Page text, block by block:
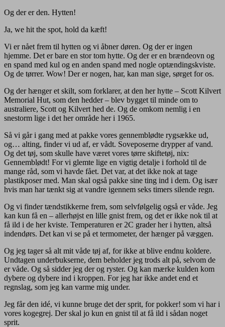
Og der er den. Hytten!
Ja, we hit the spot, hold da kæft!
Vi er nået frem til hytten og vi åbner døren. Og der er ingen
hjemme. Det er bare en stor tom hytte. Og der er en brændeovn og
en spand med kul og en anden spand med nogle optændingskviste.
Og de tørrer. Wow! Der er nogen, har, kan man sige, sørget for os.
Og der hænger et skilt, som forklarer, at den her hytte – Scott Kilvert
Memorial Hut, som den hedder – blev bygget til minde om to
australiere, Scott og Kilvert hed de. Og de omkom nemlig i en
snestorm lige i det her område her i 1965.
Så vi går i gang med at pakke vores gennemblødte rygsække ud,
og… alting, finder vi ud af, er vådt. Soveposerne drypper af vand.
Og det tøj, som skulle have været vores tørre skiftetøj, nix:
Gennemblødt! For vi glemte lige en vigtig detalje i forhold til de
mange råd, som vi havde fået. Det var, at det ikke nok at tage
plastikposer med. Man skal også pakke sine ting ind i dem. Og især
hvis man har tænkt sig at vandre igennem seks timers silende regn.
Og vi finder tændstikkerne frem, som selvfølgelig også er våde. Jeg
kan kun få en – allerhøjst en lille gnist frem, og det er ikke nok til at
få ild i de her kviste. Temperaturen er 2C grader her i hytten, altså
indendørs. Det kan vi se på et termometer, der hænger på væggen.
Og jeg tager så alt mit våde tøj af, for ikke at blive endnu koldere.
Undtagen underbukserne, dem beholder jeg trods alt på, selvom de
er våde. Og så sidder jeg der og ryster. Og kan mærke kulden kom
dybere og dybere ind i kroppen. For jeg har ikke andet end et
regnslag, som jeg kan varme mig under.
Jeg får den idé, vi kunne bruge det der sprit, for pokker! som vi har i
vores kogegrej. Der skal jo kun en gnist til at få ild i sådan noget
sprit.